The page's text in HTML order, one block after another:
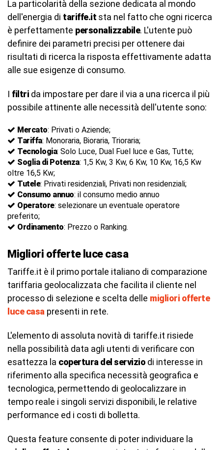
La particolarità della sezione dedicata al mondo
dell'energia di tariffe.it sta nel fatto che ogni ricerca
è perfettamente personalizzabile. L'utente può
definire dei parametri precisi per ottenere dai
risultati di ricerca la risposta effettivamente adatta
alle sue esigenze di consumo.
I filtri da impostare per dare il via a una ricerca il più
possibile attinente alle necessità dell'utente sono:
Mercato: Privati o Aziende;
Tariffa: Monoraria, Bioraria, Trioraria;
Tecnologia: Solo Luce, Dual Fuel luce e Gas, Tutte;
Soglia di Potenza: 1,5 Kw, 3 Kw, 6 Kw, 10 Kw, 16,5 Kw
oltre 16,5 Kw;
Tutele: Privati residenziali, Privati non residenziali;
Consumo annuo: il consumo medio annuo
Operatore: selezionare un eventuale operatore
preferito;
Ordinamento: Prezzo o Ranking.
Migliori offerte luce casa
Tariffe.it è il primo portale italiano di comparazione
tariffaria geolocalizzata che facilita il cliente nel
processo di selezione e scelta delle migliori offerte
luce casa presenti in rete.
L'elemento di assoluta novità di tariffe.it risiede
nella possibilità data agli utenti di verificare con
esattezza la copertura del servizio di interesse in
riferimento alla specifica necessità geografica e
tecnologica, permettendo di geolocalizzare in
tempo reale i singoli servizi disponibili, le relative
performance ed i costi di bolletta.
Questa feature consente di poter individuare la